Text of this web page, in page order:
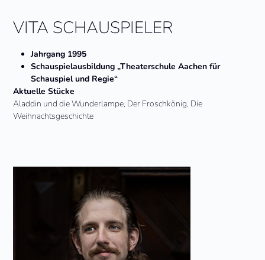
VITA SCHAUSPIELER
Jahrgang 1995
Schauspielausbildung „Theaterschule Aachen für
Schauspiel und Regie“
Aktuelle Stücke
Aladdin und die Wunderlampe, Der Froschkönig, Die
Weihnachtsgeschichte